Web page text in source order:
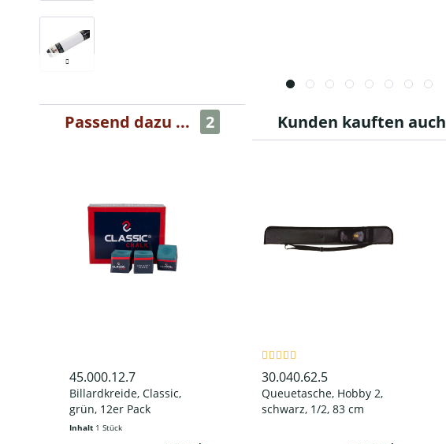
Passend dazu ... 2 Kunden kauften auch
45.000.12.7
Billardkreide, Classic,
grün, 12er Pack
Inhalt 1 Stück
30.040.62.5
Queuetasche, Hobby 2,
schwarz, 1/2, 83 cm